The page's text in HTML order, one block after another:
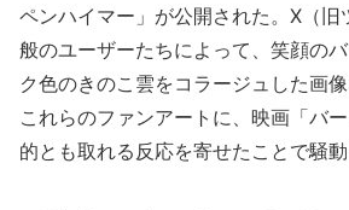
ペンハイマー」が公開された。X（旧
般のユーザーたちによって、笑顔の
ク色のきのこ雲をコラージュした画像
これらのファンアートに、映画「バ
的とも取れる反応を寄せたことで騒動